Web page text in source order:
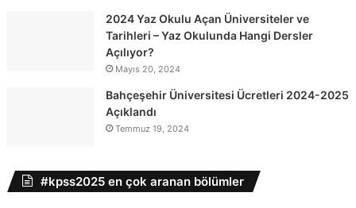
2024 Yaz Okulu Açan Üniversiteler ve
Tarihleri – Yaz Okulunda Hangi Dersler
Açılıyor?
Mayıs 20, 2024
Bahçeşehir Üniversitesi Ücretleri 2024-2025
Açıklandı
Temmuz 19, 2024
#kpss2025 en çok aranan bölümler